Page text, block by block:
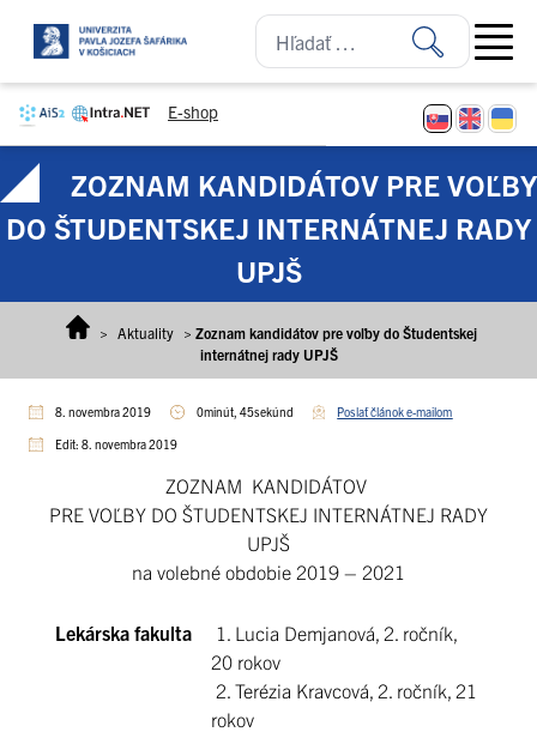
E-shop
Open
ZOZNAM KANDIDÁTOV PRE VOĽBY
DO ŠTUDENTSKEJ INTERNÁTNEJ RADY
UPJŠ
> Aktuality > Zoznam kandidátov pre voľby do Študentskej
internátnej rady UPJŠ
8. novembra 2019 0minút, 45sekúnd Poslať článok e-mailom
Edit: 8. novembra 2019
ZOZNAM KANDIDÁTOV
PRE VOĽBY DO ŠTUDENTSKEJ INTERNÁTNEJ RADY
UPJŠ
na volebné obdobie 2019 – 2021
Lekárska fakulta
1. Lucia Demjanová, 2. ročník,
20 rokov
2. Terézia Kravcová, 2. ročník, 21
rokov